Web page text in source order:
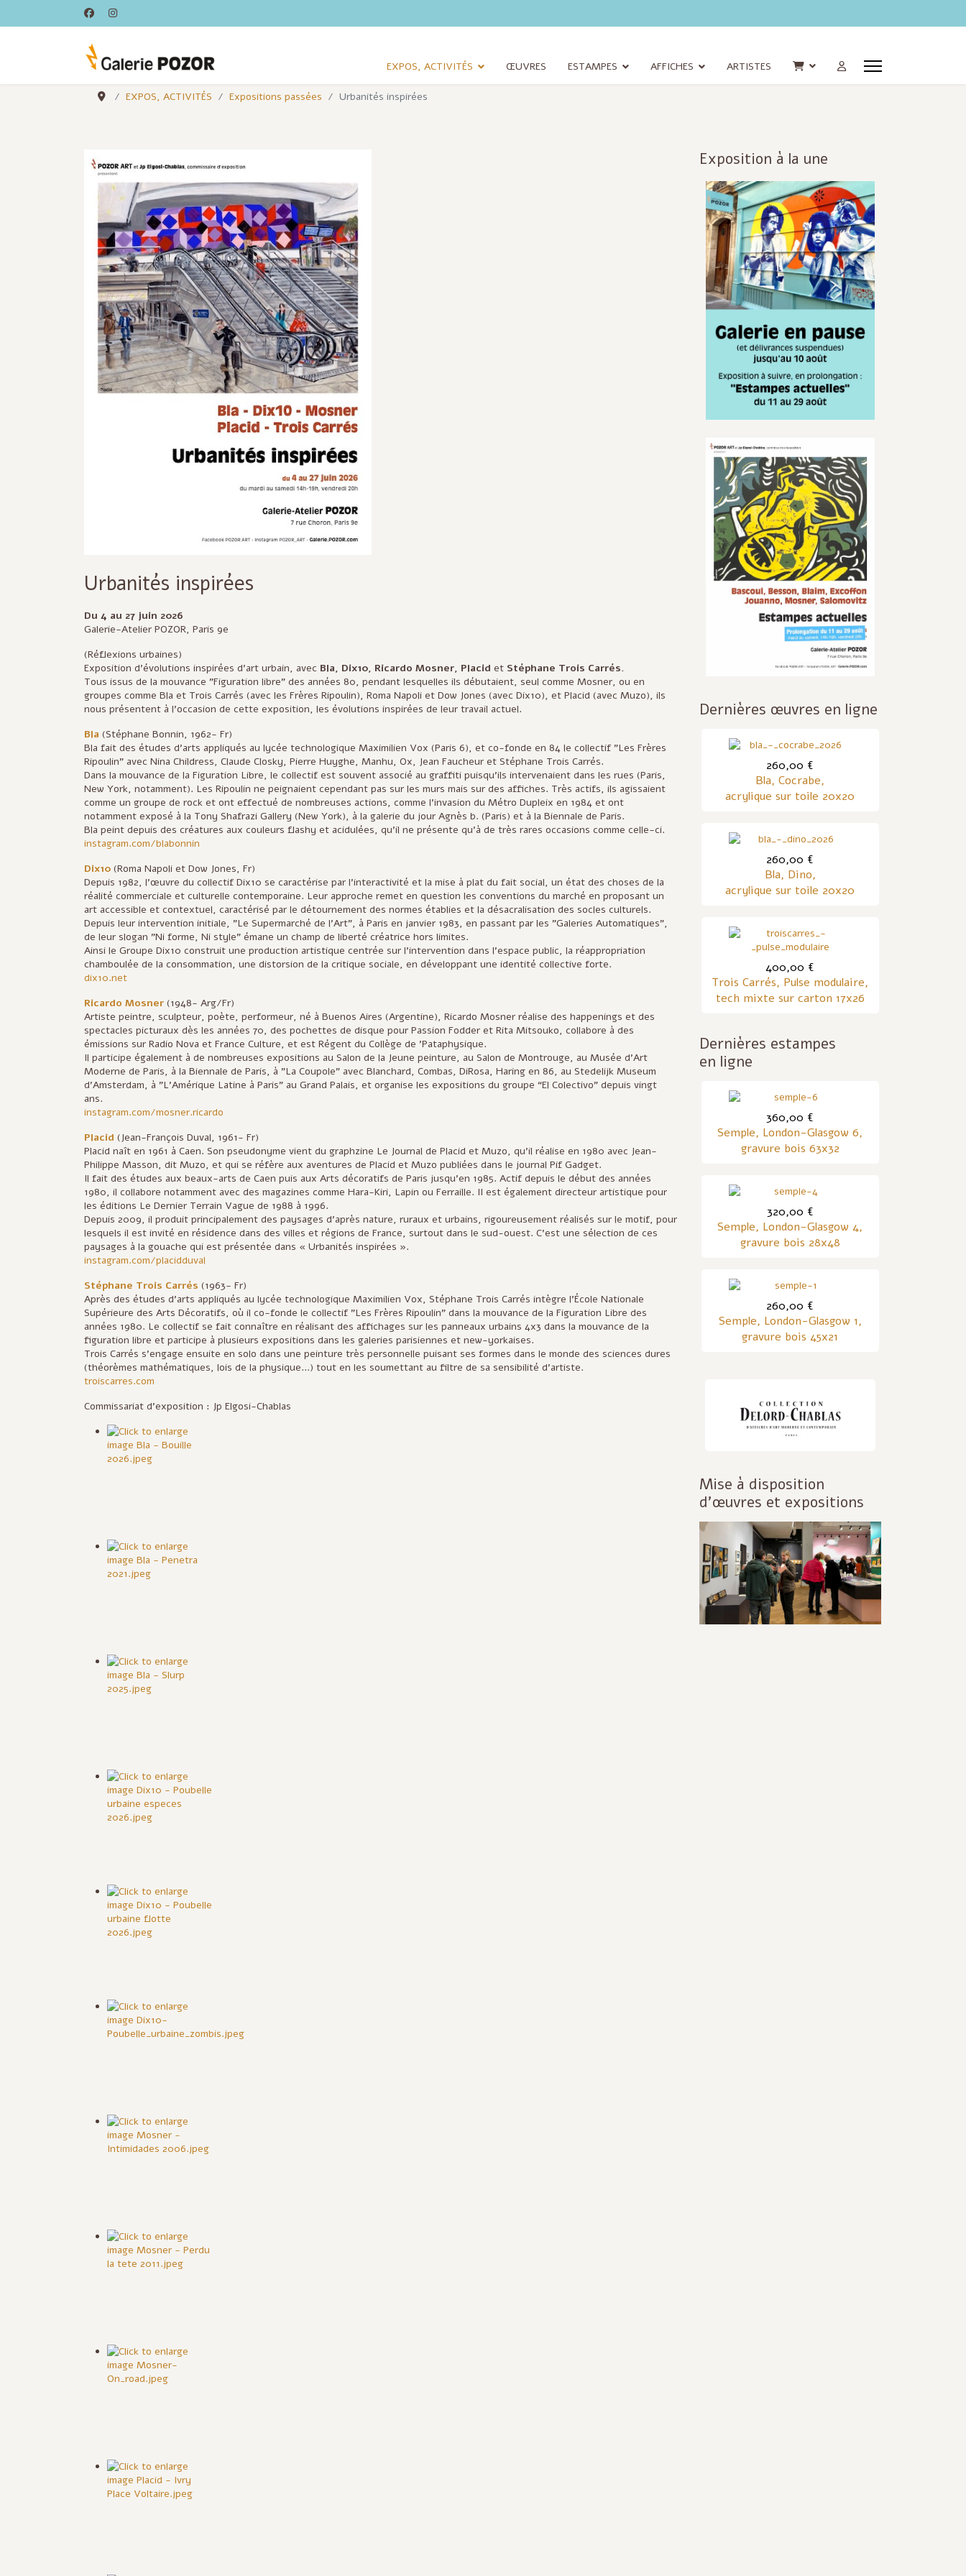
EXPOS, ACTIVITÉS ŒUVRES ESTAMPES AFFICHES ARTISTES
EXPOS, ACTIVITÉS Expositions passées Urbanités inspirées
Urbanités inspirées
Du 4 au 27 juin 2026
Galerie-Atelier POZOR, Paris 9e
(Réflexions urbaines)
Exposition d'évolutions inspirées d'art urbain, avec Bla, Dix10, Ricardo Mosner, Placid et Stéphane Trois Carrés.
Tous issus de la mouvance "Figuration libre" des années 80, pendant lesquelles ils débutaient, seul comme Mosner, ou en
groupes comme Bla et Trois Carrés (avec les Frères Ripoulin), Roma Napoli et Dow Jones (avec Dix10), et Placid (avec Muzo), ils
nous présentent à l'occasion de cette exposition, les évolutions inspirées de leur travail actuel.
Bla (Stéphane Bonnin, 1962- Fr)
Bla fait des études d'arts appliqués au lycée technologique Maximilien Vox (Paris 6), et co-fonde en 84 le collectif "Les Frères
Ripoulin" avec Nina Childress, Claude Closky, Pierre Huyghe, Manhu, Ox, Jean Faucheur et Stéphane Trois Carrés.
Dans la mouvance de la Figuration Libre, le collectif est souvent associé au graffiti puisqu'ils intervenaient dans les rues (Paris,
New York, notamment). Les Ripoulin ne peignaient cependant pas sur les murs mais sur des affiches. Très actifs, ils agissaient
comme un groupe de rock et ont effectué de nombreuses actions, comme l'invasion du Métro Dupleix en 1984 et ont
notamment exposé à la Tony Shafrazi Gallery (New York), à la galerie du jour Agnès b. (Paris) et à la Biennale de Paris.
Bla peint depuis des créatures aux couleurs flashy et acidulées, qu'il ne présente qu'à de très rares occasions comme celle-ci.
instagram.com/blabonnin
Dix10 (Roma Napoli et Dow Jones, Fr)
Depuis 1982, l’œuvre du collectif Dix10 se caractérise par l’interactivité et la mise à plat du fait social, un état des choses de la
réalité commerciale et culturelle contemporaine. Leur approche remet en question les conventions du marché en proposant un
art accessible et contextuel, caractérisé par le détournement des normes établies et la désacralisation des socles culturels.
Depuis leur intervention initiale, "Le Supermarché de l’Art", à Paris en janvier 1983, en passant par les "Galeries Automatiques",
de leur slogan "Ni forme, Ni style" émane un champ de liberté créatrice hors limites.
Ainsi le Groupe Dix10 construit une production artistique centrée sur l’intervention dans l’espace public, la réappropriation
chamboulée de la consommation, une distorsion de la critique sociale, en développant une identité collective forte.
dix10.net
Ricardo Mosner (1948- Arg/Fr)
Artiste peintre, sculpteur, poète, performeur, né à Buenos Aires (Argentine), Ricardo Mosner réalise des happenings et des
spectacles picturaux dès les années 70, des pochettes de disque pour Passion Fodder et Rita Mitsouko, collabore à des
émissions sur Radio Nova et France Culture, et est Régent du Collège de 'Pataphysique.
Il participe également à de nombreuses expositions au Salon de la Jeune peinture, au Salon de Montrouge, au Musée d'Art
Moderne de Paris, à la Biennale de Paris, à "La Coupole" avec Blanchard, Combas, DiRosa, Haring en 86, au Stedelijk Museum
d’Amsterdam, à "L’Amérique Latine à Paris" au Grand Palais, et organise les expositions du groupe “El Colectivo” depuis vingt
ans.
instagram.com/mosner.ricardo
Placid (Jean-François Duval, 1961- Fr)
Placid naît en 1961 à Caen. Son pseudonyme vient du graphzine Le Journal de Placid et Muzo, qu'il réalise en 1980 avec Jean-
Philippe Masson, dit Muzo, et qui se réfère aux aventures de Placid et Muzo publiées dans le journal Pif Gadget.
Il fait des études aux beaux-arts de Caen puis aux Arts décoratifs de Paris jusqu'en 1985. Actif depuis le début des années
1980, il collabore notamment avec des magazines comme Hara-Kiri, Lapin ou Ferraille. II est également directeur artistique pour
les éditions Le Dernier Terrain Vague de 1988 à 1996.
Depuis 2009, il produit principalement des paysages d'après nature, ruraux et urbains, rigoureusement réalisés sur le motif, pour
lesquels il est invité en résidence dans des villes et régions de France, surtout dans le sud-ouest. C'est une sélection de ces
paysages à la gouache qui est présentée dans « Urbanités inspirées ».
instagram.com/placidduval
Stéphane Trois Carrés (1963- Fr)
Après des études d’arts appliqués au lycée technologique Maximilien Vox, Stéphane Trois Carrés intègre l’École Nationale
Supérieure des Arts Décoratifs, où il co-fonde le collectif "Les Frères Ripoulin" dans la mouvance de la Figuration Libre des
années 1980. Le collectif se fait connaître en réalisant des affichages sur les panneaux urbains 4x3 dans la mouvance de la
figuration libre et participe à plusieurs expositions dans les galeries parisiennes et new-yorkaises.
Trois Carrés s’engage ensuite en solo dans une peinture très personnelle puisant ses formes dans le monde des sciences dures
(théorèmes mathématiques, lois de la physique...) tout en les soumettant au filtre de sa sensibilité d’artiste.
troiscarres.com
Commissariat d'exposition : Jp Elgosi-Chablas
Exposition à la une
Dernières œuvres en ligne
260,00 €
Bla, Cocrabe,
acrylique sur toile 20x20
260,00 €
Bla, Dino,
acrylique sur toile 20x20
400,00 €
Trois Carrés, Pulse modulaire,
tech mixte sur carton 17x26
Dernières estampes
en ligne
360,00 €
Semple, London-Glasgow 6,
gravure bois 63x32
320,00 €
Semple, London-Glasgow 4,
gravure bois 28x48
260,00 €
Semple, London-Glasgow 1,
gravure bois 45x21
Mise à disposition
d'œuvres et expositions